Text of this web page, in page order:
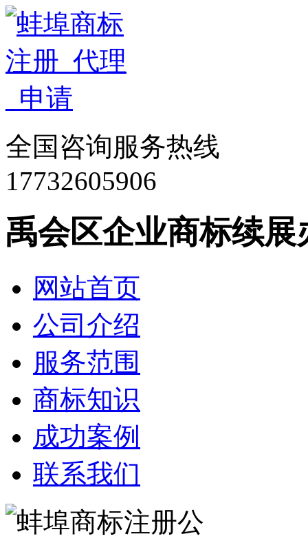
全国咨询服务热线
17732605906
禹会区企业商标续展
网站首页
公司介绍
服务范围
商标知识
成功案例
联系我们